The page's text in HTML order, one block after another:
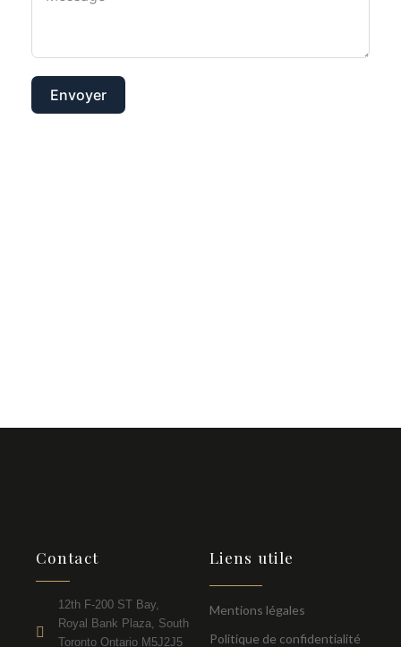
Envoyer
Contact
12th F-200 ST Bay,
Royal Bank Plaza, South
Toronto Ontario M5J2J5
Liens utile
Mentions légales
Politique de confidentialité